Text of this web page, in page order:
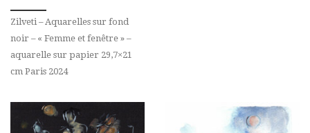
Zilveti – Aquarelles sur fond
noir – « Femme et fenêtre » –
aquarelle sur papier 29,7×21
cm Paris 2024